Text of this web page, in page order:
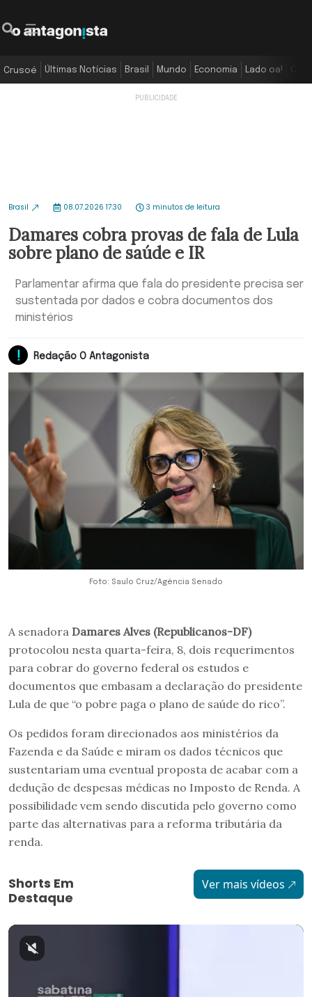
Crusoé Últimas Notícias Brasil Mundo Economia Lado oa!
Brasil 08.07.2026 17:30 3 minutos de leitura
Damares cobra provas de fala de Lula
sobre plano de saúde e IR
Parlamentar afirma que fala do presidente precisa ser
sustentada por dados e cobra documentos dos
ministérios
Redação O Antagonista
Foto: Saulo Cruz/Agência Senado
A senadora Damares Alves (Republicanos-DF)
protocolou nesta quarta-feira, 8, dois requerimentos
para cobrar do governo federal os estudos e
documentos que embasam a declaração do presidente
Lula de que “o pobre paga o plano de saúde do rico”.
Os pedidos foram direcionados aos ministérios da
Fazenda e da Saúde e miram os dados técnicos que
sustentariam uma eventual proposta de acabar com a
dedução de despesas médicas no Imposto de Renda. A
possibilidade vem sendo discutida pelo governo como
parte das alternativas para a reforma tributária da
renda.
Shorts Em
Destaque
Ver mais vídeos